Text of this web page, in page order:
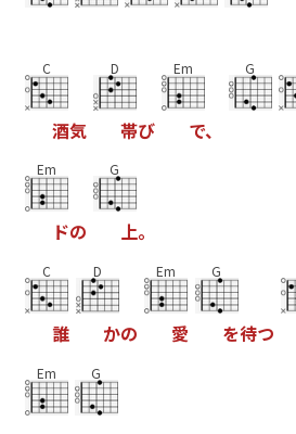
C
酒気
D
帯び
Em
で、
G
Em
ドの
G
上。
C
誰
D
かの
Em
愛
G
を待つ
Em G